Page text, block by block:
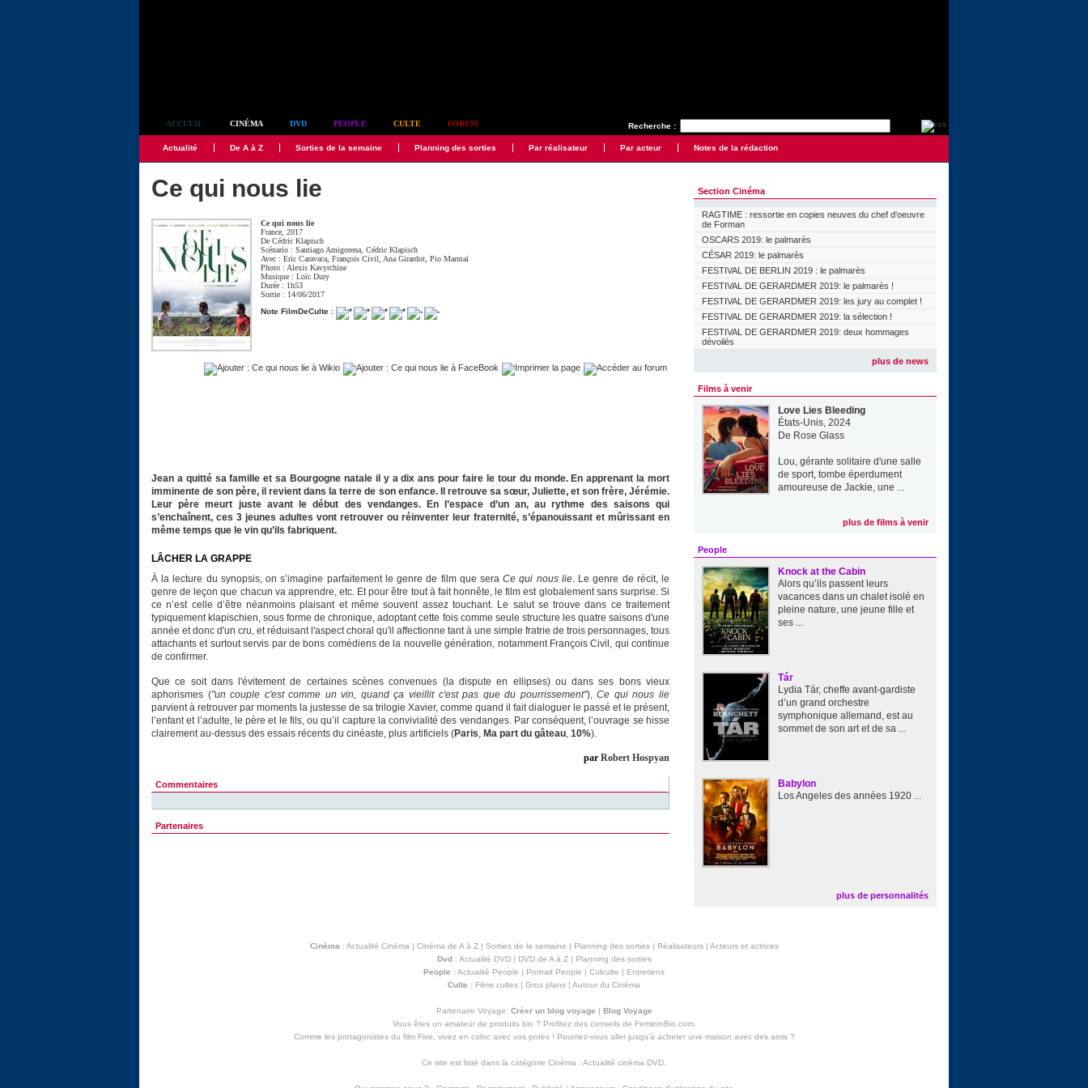
Recherche :
ACCUEIL CINÉMA DVD PEOPLE CULTE FORUM
Actualité De A à Z Sorties de la semaine Planning des sorties Par réalisateur Par acteur Notes de la rédaction
Ce qui nous lie
Ce qui nous lie
France, 2017
DeCédric Klapisch
Scénario :Santiago Amigorena ,Cédric Klapisch
Avec :Eric Caravaca ,François Civil Ana Girardot ,Pio Marmaï
Photo : Alexis Kavyrchine
Musique :Loïc Dury
Durée : 1h53
Sortie : 14/06/2017
Note FilmDeCulte :
Jean a quitté sa famille et sa Bourgogne natale il y a dix ans pour faire le tour du monde. En apprenant la mort
imminente de son père, il revient dans la terre de son enfance. Il retrouve sa sœur, Juliette, et son frère, Jérémie.
Leur père meurt juste avant le début des vendanges. En l’espace d’un an, au rythme des saisons qui
s’enchaînent, ces 3 jeunes adultes vont retrouver ou réinventer leur fraternité, s’épanouissant et mûrissant en
même temps que le vin qu’ils fabriquent.
LÂCHER LA GRAPPE
À la lecture du synopsis, on s’imagine parfaitement le genre de film que seraCe qui nous lie. Le genre de récit, le
genre de leçon que chacun va apprendre, etc. Et pour être tout à fait honnête, le film est globalement sans surprise. Si
ce n’est celle d’être néanmoins plaisant et même souvent assez touchant. Le salut se trouve dans ce traitement
typiquement klapischien, sous forme de chronique, adoptant cette fois comme seule structure les quatre saisons d'une
année et donc d'un cru, et réduisant l'aspect choral qu'il affectionne tant à une simple fratrie de trois personnages, tous
attachants et surtout servis par de bons comédiens de la nouvelle génération, notamment François Civil, qui continue
de confirmer.
Que ce soit dans l'évitement de certaines scènes convenues (la dispute en ellipses) ou dans ses bons vieux
aphorismes ("un couple c'est comme un vin, quand ça vieillit c'est pas que du pourrissement"),Ce qui nous lie
parvient à retrouver par moments la justesse de sa trilogie Xavier, comme quand il fait dialoguer le passé et le présent,
l’enfant et l’adulte, le père et le fils, ou qu’il capture la convivialité des vendanges. Par conséquent, l’ouvrage se hisse
clairement au-dessus des essais récents du cinéaste, plus artificiels (Paris, Ma part du gâteau, 10%).
par Robert Hospyan
Commentaires
Partenaires
Section Cinéma
RAGTIME : ressortie en copies neuves du chef d'oeuvre
de Forman
OSCARS 2019: le palmarès
CÉSAR 2019: le palmarès
FESTIVAL DE BERLIN 2019 : le palmarès
FESTIVAL DE GERARDMER 2019: le palmarès !
FESTIVAL DE GERARDMER 2019: les jury au complet !
FESTIVAL DE GERARDMER 2019: la sélection !
FESTIVAL DE GERARDMER 2019: deux hommages
dévoilés
plus de news
Films à venir
Love Lies Bleeding
États-Unis, 2024
De Rose Glass
Lou, gérante solitaire d'une salle
de sport, tombe éperdument
amoureuse de Jackie, une ...
plus de films à venir
People
Knock at the Cabin
Alors qu’ils passent leurs
vacances dans un chalet isolé en
pleine nature, une jeune fille et
ses ...
Tár
Lydia Tár, cheffe avant-gardiste
d’un grand orchestre
symphonique allemand, est au
sommet de son art et de sa ...
Babylon
Los Angeles des années 1920 ...
plus de personnalités
Cinéma : Actualité Cinéma | Cinéma de A à Z| Sorties de la semaine | Planning des sorties| Réalisateurs| Acteurs et actrices
Dvd: Actualité DVD| DVD de A à Z| Planning des sorties
People : Actualité People | Portrait People | Culculte | Entretiens
Culte : Films cultes | Gros plans | Autour du Cinéma
Partenaire Voyage: Créer un blog voyage | Blog Voyage
Vous êtes un amateur de produits bio ? Profitez des conseils de FemininBio.com.
Comme les protagonistes du film Five, vivez en coloc avec vos potes ! Pourriez-vous aller jusqu'à acheter une maison avec des amis?
Ce site est listé dans la catégorie Cinéma : Actualité cinéma DVD